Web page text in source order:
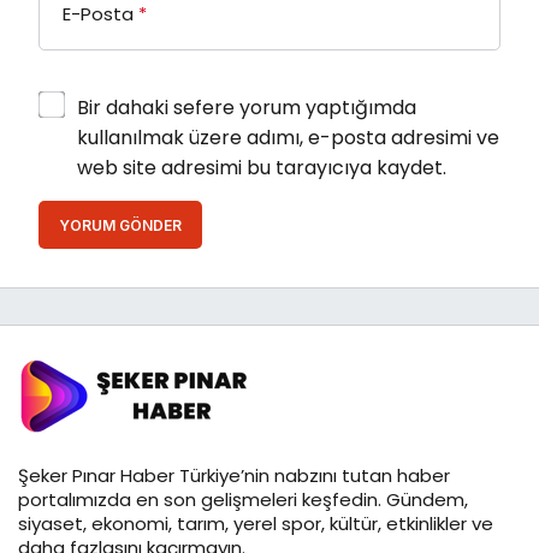
E-Posta *
Bir dahaki sefere yorum yaptığımda
kullanılmak üzere adımı, e-posta adresimi ve
web site adresimi bu tarayıcıya kaydet.
YORUM GÖNDER
Şeker Pınar Haber Türkiye’nin nabzını tutan haber
portalımızda en son gelişmeleri keşfedin. Gündem,
siyaset, ekonomi, tarım, yerel spor, kültür, etkinlikler ve